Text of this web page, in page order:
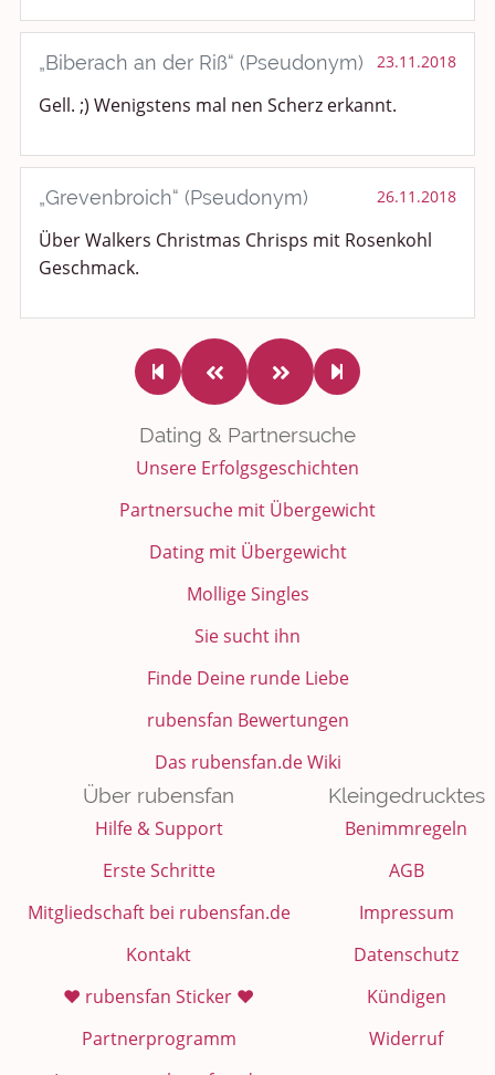
„Biberach an der Riß“ (Pseudonym) 23.11.2018
Gell. ;) Wenigstens mal nen Scherz erkannt.
„Grevenbroich“ (Pseudonym) 26.11.2018
Über Walkers Christmas Chrisps mit Rosenkohl
Geschmack.
Dating & Partnersuche
Unsere Erfolgsgeschichten
Partnersuche mit Übergewicht
Dating mit Übergewicht
Mollige Singles
Sie sucht ihn
Finde Deine runde Liebe
rubensfan Bewertungen
Das rubensfan.de Wiki
Über rubensfan
Hilfe & Support
Erste Schritte
Mitgliedschaft bei rubensfan.de
Kontakt
❤️ rubensfan Sticker ❤️
Partnerprogramm
Kleingedrucktes
Benimmregeln
AGB
Impressum
Datenschutz
Kündigen
Widerruf